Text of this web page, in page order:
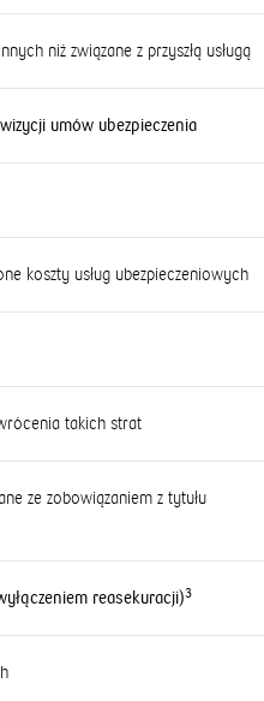
niż związane z przyszłą usługą
umów ubezpieczenia
koszty usług ubezpieczeniowych
takich strat
ze zobowiązaniem z tytułu
reasekuracji)3